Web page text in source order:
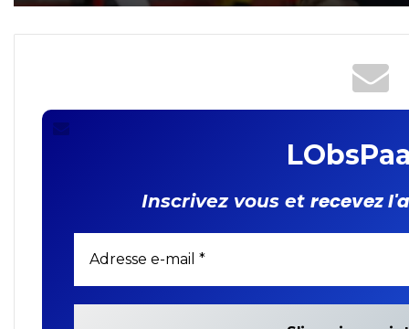
Inscrivez vous et recevez